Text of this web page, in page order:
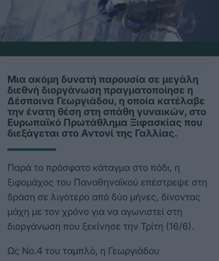
Μια ακόμη δυνατή παρουσία σε μεγάλη
διεθνή διοργάνωση πραγματοποίησε η
Δέσποινα Γεωργιάδου, η οποία κατέλαβε
την ένατη θέση στη σπάθη γυναικών, στο
Ευρωπαϊκό Πρωτάθλημα Ξιφασκίας που
διεξάγεται στο Αντονί της Γαλλίας.
Παρά το πρόσφατο κάταγμα στο πόδι, η
ξιφομάχος του Παναθηναϊκού επέστρεψε στη
δράση σε λιγότερο από δύο μήνες, δίνοντας
μάχη με τον χρόνο για να αγωνιστεί στη
διοργάνωση που ξεκίνησε την Τρίτη (16/6).
Ως Νο.4 του ταμπλό, η Γεωργιάδου